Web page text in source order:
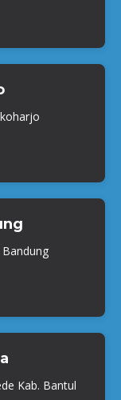
Bandung
Kab. Bantul